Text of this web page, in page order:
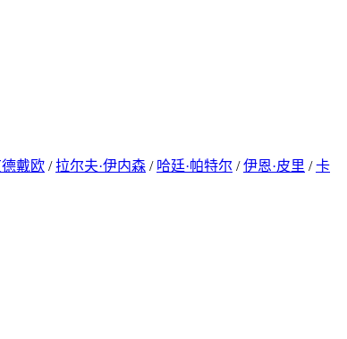
德戴欧 /拉尔夫·伊内森 / 哈廷·帕特尔 /伊恩·皮里 /卡